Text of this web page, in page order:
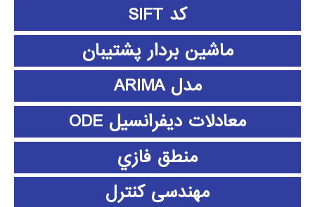
کد SIFT
ماشین بردار پشتیبان
مدل ARIMA
معادلات دیفرانسیل ODE
منطق فازي
مهندسی کنترل